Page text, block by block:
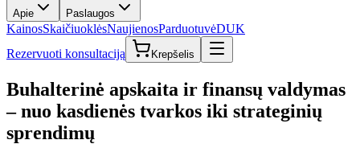
Apie Paslaugos
KainosSkaičiuoklėsNaujienosParduotuvėDUK
Rezervuoti konsultaciją
Krepšelis
Buhalterinė apskaita ir finansų valdymas
– nuo kasdienės tvarkos iki strateginių
sprendimų